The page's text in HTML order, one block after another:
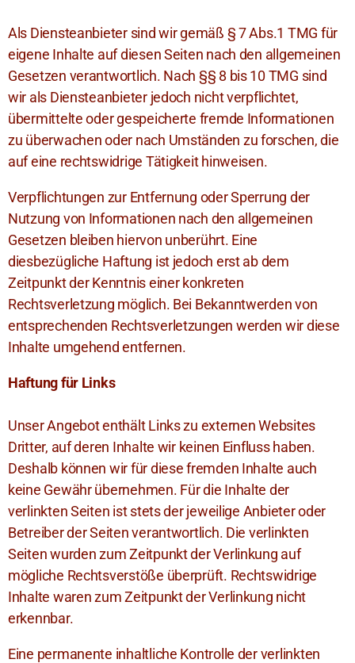
Als Diensteanbieter sind wir gemäß § 7 Abs.1 TMG für
eigene Inhalte auf diesen Seiten nach den allgemeinen
Gesetzen verantwortlich. Nach §§ 8 bis 10 TMG sind
wir als Diensteanbieter jedoch nicht verpflichtet,
übermittelte oder gespeicherte fremde Informationen
zu überwachen oder nach Umständen zu forschen, die
auf eine rechtswidrige Tätigkeit hinweisen.
Verpflichtungen zur Entfernung oder Sperrung der
Nutzung von Informationen nach den allgemeinen
Gesetzen bleiben hiervon unberührt. Eine
diesbezügliche Haftung ist jedoch erst ab dem
Zeitpunkt der Kenntnis einer konkreten
Rechtsverletzung möglich. Bei Bekanntwerden von
entsprechenden Rechtsverletzungen werden wir diese
Inhalte umgehend entfernen.
Haftung für Links
Unser Angebot enthält Links zu externen Websites
Dritter, auf deren Inhalte wir keinen Einfluss haben.
Deshalb können wir für diese fremden Inhalte auch
keine Gewähr übernehmen. Für die Inhalte der
verlinkten Seiten ist stets der jeweilige Anbieter oder
Betreiber der Seiten verantwortlich. Die verlinkten
Seiten wurden zum Zeitpunkt der Verlinkung auf
mögliche Rechtsverstöße überprüft. Rechtswidrige
Inhalte waren zum Zeitpunkt der Verlinkung nicht
erkennbar.
Eine permanente inhaltliche Kontrolle der verlinkten